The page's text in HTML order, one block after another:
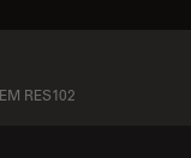
EM RES102